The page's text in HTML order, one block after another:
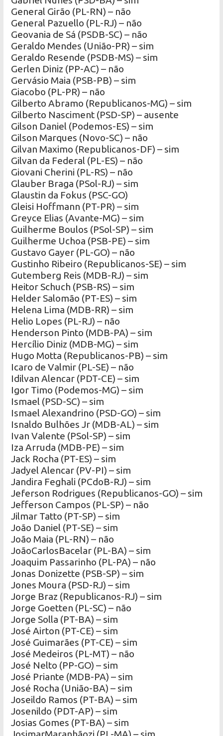
General Girão (PL-RN) – não
General Pazuello (PL-RJ) – não
Geovania de Sá (PSDB-SC) – não
Geraldo Mendes (União-PR) – sim
Geraldo Resende (PSDB-MS) – sim
Gerlen Diniz (PP-AC) – não
Gervásio Maia (PSB-PB) – sim
Giacobo (PL-PR) – não
Gilberto Abramo (Republicanos-MG) – sim
Gilberto Nasciment (PSD-SP) – ausente
Gilson Daniel (Podemos-ES) – sim
Gilson Marques (Novo-SC) – não
Gilvan Maximo (Republicanos-DF) – sim
Gilvan da Federal (PL-ES) – não
Giovani Cherini (PL-RS) – não
Glauber Braga (PSol-RJ) – sim
Glaustin da Fokus (PSC-GO)
Gleisi Hoffmann (PT-PR) – sim
Greyce Elias (Avante-MG) – sim
Guilherme Boulos (PSol-SP) – sim
Guilherme Uchoa (PSB-PE) – sim
Gustavo Gayer (PL-GO) – não
Gustinho Ribeiro (Republicanos-SE) – sim
Gutemberg Reis (MDB-RJ) – sim
Heitor Schuch (PSB-RS) – sim
Helder Salomão (PT-ES) – sim
Helena Lima (MDB-RR) – sim
Helio Lopes (PL-RJ) – não
Henderson Pinto (MDB-PA) – sim
Hercílio Diniz (MDB-MG) – sim
Hugo Motta (Republicanos-PB) – sim
Icaro de Valmir (PL-SE) – não
Idilvan Alencar (PDT-CE) – sim
Igor Timo (Podemos-MG) – sim
Ismael (PSD-SC) – sim
Ismael Alexandrino (PSD-GO) – sim
Isnaldo Bulhões Jr (MDB-AL) – sim
Ivan Valente (PSol-SP) – sim
Iza Arruda (MDB-PE) – sim
Jack Rocha (PT-ES) – sim
Jadyel Alencar (PV-PI) – sim
Jandira Feghali (PCdoB-RJ) – sim
Jeferson Rodrigues (Republicanos-GO) – sim
Jefferson Campos (PL-SP) – não
Jilmar Tatto (PT-SP) – sim
João Daniel (PT-SE) – sim
João Maia (PL-RN) – não
JoãoCarlosBacelar (PL-BA) – sim
Joaquim Passarinho (PL-PA) – não
Jonas Donizette (PSB-SP) – sim
Jones Moura (PSD-RJ) – sim
Jorge Braz (Republicanos-RJ) – sim
Jorge Goetten (PL-SC) – não
Jorge Solla (PT-BA) – sim
José Airton (PT-CE) – sim
José Guimarães (PT-CE) – sim
José Medeiros (PL-MT) – não
José Nelto (PP-GO) – sim
José Priante (MDB-PA) – sim
José Rocha (União-BA) – sim
Joseildo Ramos (PT-BA) – sim
Josenildo (PDT-AP) – sim
Josias Gomes (PT-BA) – sim